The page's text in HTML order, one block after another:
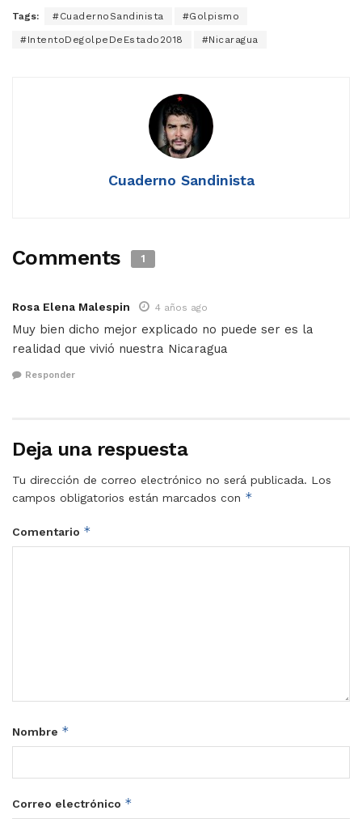
Tags: #CuadernoSandinista #Golpismo
#IntentoDegolpeDeEstado2018 #Nicaragua
Cuaderno Sandinista
Comments 1
Rosa Elena Malespin 4 años ago
Muy bien dicho mejor explicado no puede ser es la
realidad que vivió nuestra Nicaragua
Responder
Deja una respuesta
Tu dirección de correo electrónico no será publicada. Los
campos obligatorios están marcados con *
Comentario *
Nombre *
Correo electrónico *